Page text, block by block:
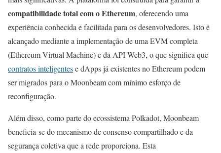
compatibilidade total com o Ethereum, oferecendo uma
experiência conhecida e facilitada para os desenvolvedores. Isto é
alcançado mediante a implementação de uma EVM completa
(Ethereum Virtual Machine) e da API Web3, o que significa que
contratos inteligentese dApps já existentes no Ethereum podem
ser migrados para o Moonbeam com mínimo esforço de
reconfiguração.
Além disso, como parte do ecossistema Polkadot, Moonbeam
beneficia-se do mecanismo de consenso compartilhado e da
segurança coletiva que a rede proporciona. Esta